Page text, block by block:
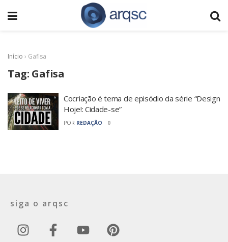
Início › Gafisa
Tag: Gafisa
Cocriação é tema de episódio da série “Design
Hoje!: Cidade-se”
POR REDAÇÃO 0
siga o arqsc